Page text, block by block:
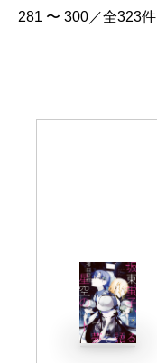
281 〜 300／全323件